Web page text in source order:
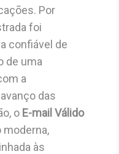
Por
foi
confiável de
de uma
a
das
o E-mail Válido
às